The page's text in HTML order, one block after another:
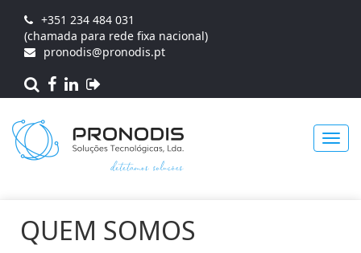
+351 234 484 031
(chamada para rede fixa nacional)
pronodis@pronodis.pt
QUEM SOMOS